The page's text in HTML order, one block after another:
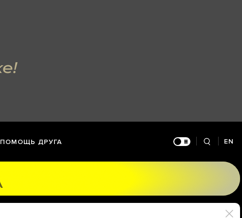
ПОМОЩЬ ДРУГА EN